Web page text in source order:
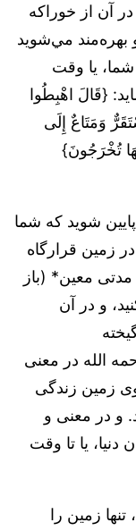
آن از خوراكه
و بهره‌مند مي‌شويد
يا وقت
{قَالَ اهْبِطُوا
وَمَتَاعٌ إِلَى
تُخْرَجُونَ}
شوید که شما
زمین قرارگاه
معین* (باز
و در آن
الله در معنی
زمین زندگی
و در معنی و
دنیا، یا تا وقت
تنها زمین را